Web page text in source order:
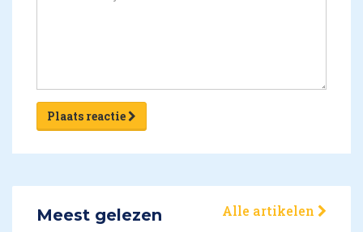
Plaats reactie
Meest gelezen Alle artikelen